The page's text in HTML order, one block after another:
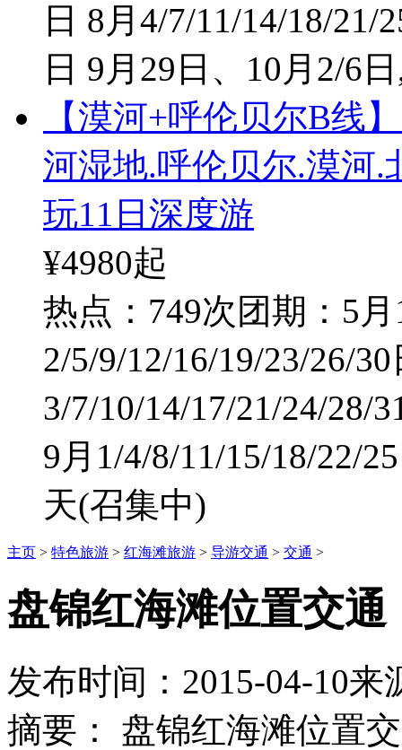
日 8月4/7/11/14/18/21/
日 9月29日、10月2/6日
【漠河+呼伦贝尔B线
河湿地.呼伦贝尔.漠河.
玩11日深度游
¥4980起
热点：749次 团期：5
2/5/9/12/16/19/23/26/
3/7/10/14/17/21/24/28/
9月1/4/8/11/15/18/22/
天(召集中)
主页 > 特色旅游 > 红海滩旅游 > 导游交通 > 交通 >
盘锦红海滩位置交通
发布时间： 2015-04-10来
摘要：
盘锦红海滩位置